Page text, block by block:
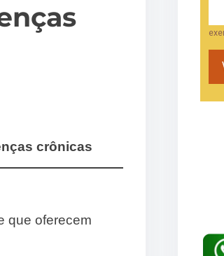
crônicas
que oferecem